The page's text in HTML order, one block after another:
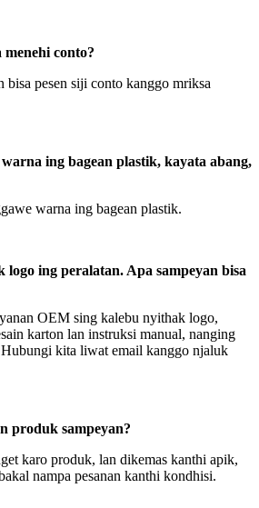
menehi conto?
bisa pesen siji conto kanggo mriksa
ing bagean plastik, kayata abang,
warna ing bagean plastik.
ing peralatan. Apa sampeyan bisa
OEM sing kalebu nyithak logo,
karton lan instruksi manual, nanging
kita liwat email kanggo njaluk
produk sampeyan?
karo produk, lan dikemas kanthi apik,
nampa pesanan kanthi kondhisi.